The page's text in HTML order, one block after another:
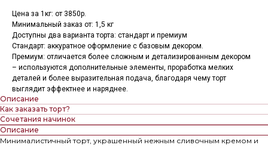
Цена за 1кг: от 3850р.
Минимальный заказ от: 1,5 кг
Доступны два варианта торта: стандарт и премиум
Стандарт: аккуратное оформление с базовым декором.
Премиум: отличается более сложным и детализированным декором
– используются дополнительные элементы, проработка мелких
деталей и более выразительная подача, благодаря чему торт
выглядит эффектнее и наряднее.
Описание
Как заказать торт?
Сочетания начинок
Описание
Минималистичный торт, украшенный нежным сливочным кремом и